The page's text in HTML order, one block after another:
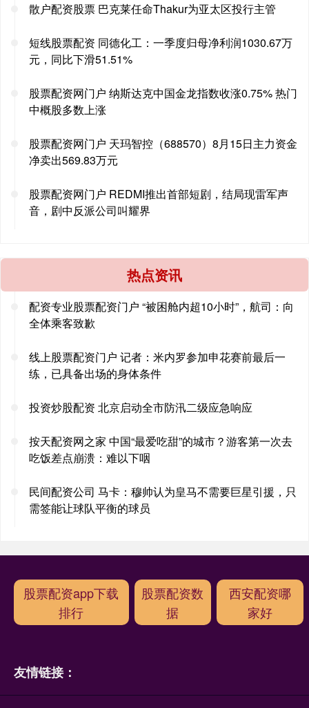
散户配资股票 巴克莱任命Thakur为亚太区投行主管
短线股票配资 同德化工：一季度归母净利润1030.67万
元，同比下滑51.51%
股票配资网门户 纳斯达克中国金龙指数收涨0.75% 热门
中概股多数上涨
股票配资网门户 天玛智控（688570）8月15日主力资金
净卖出569.83万元
股票配资网门户 REDMI推出首部短剧，结局现雷军声
音，剧中反派公司叫耀界
热点资讯
配资专业股票配资门户 “被困舱内超10小时”，航司：向
全体乘客致歉
线上股票配资门户 记者：米内罗参加申花赛前最后一
练，已具备出场的身体条件
投资炒股配资 北京启动全市防汛二级应急响应
按天配资网之家 中国“最爱吃甜”的城市？游客第一次去
吃饭差点崩溃：难以下咽
民间配资公司 马卡：穆帅认为皇马不需要巨星引援，只
需签能让球队平衡的球员
股票配资app下载
排行
股票配资数
据
西安配资哪
家好
友情链接：